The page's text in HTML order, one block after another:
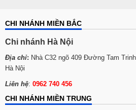
CHI NHÁNH MIỀN BẮC
Chi nhánh Hà Nội
Địa chỉ: Nhà C32 ngõ 409 Đường Tam
Hà Nội
Liên hệ: 0962 740 456
CHI NHÁNH MIỀN TRUNG